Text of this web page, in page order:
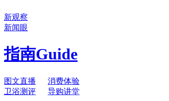
新观察
新闻眼
指南Guide
图文直播
消费体验
卫浴测评
导购讲堂